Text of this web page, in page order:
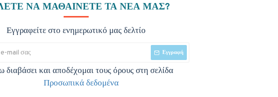
ΝΑ ΜΑΘΑΊΝΕΤΕ ΤΑ ΝΈΑ ΜΑΣ?
Εγγραφείτε στο ενημερωτικό μας δελτίο
Εγγραφή
διαβάσει και αποδέχομαι τους όρους στη σελίδα
Προσωπικά δεδομένα